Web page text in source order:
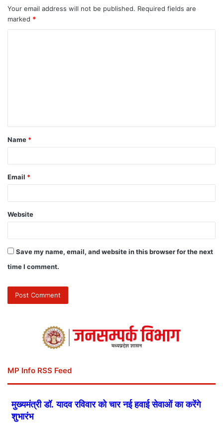
Your email address will not be published. Required fields are
marked *
Name *
Email *
Website
Save my name, email, and website in this browser for the next
time I comment.
MP Info RSS Feed